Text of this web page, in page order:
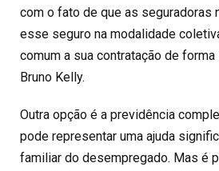
com o fato de que as seguradoras
esse seguro na modalidade
comum a sua contratação de forma
Bruno Kelly.
Outra opção é a previdência
pode representar uma ajuda
familiar do desempregado. Mas é